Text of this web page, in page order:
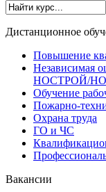
Дистанционное
Повышение
Независимая
НОСТРОЙ/
Обучение
Пожарно-
Охрана труда
ГO и ЧС
Вакансии